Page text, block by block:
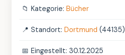
📁 Kategorie: Bücher
📍 Standort: Dortmund (44135)
📅 Eingestellt: 30.12.2025